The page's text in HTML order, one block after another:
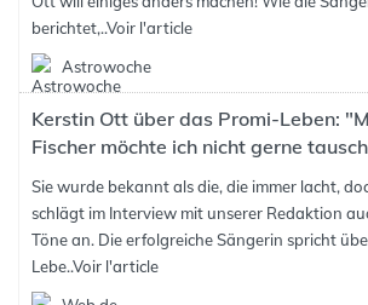
berichtet,..Voir l'article
Astrowoche
Kerstin Ott über das Promi-Leben:
Fischer möchte ich nicht gerne
Sie wurde bekannt als die, die immer lacht,
schlägt im Interview mit unserer Redaktion
Töne an. Die erfolgreiche Sängerin spricht
Lebe..Voir l'article